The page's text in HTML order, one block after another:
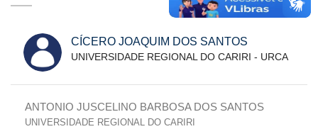
CÍCERO JOAQUIM DOS SANTOS
UNIVERSIDADE REGIONAL DO CARIRI - URCA
ANTONIO JUSCELINO BARBOSA DOS SANTOS
UNIVERSIDADE REGIONAL DO CARIRI